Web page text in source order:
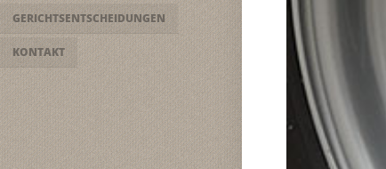
GERICHTSENTSCHEIDUNGEN
KONTAKT